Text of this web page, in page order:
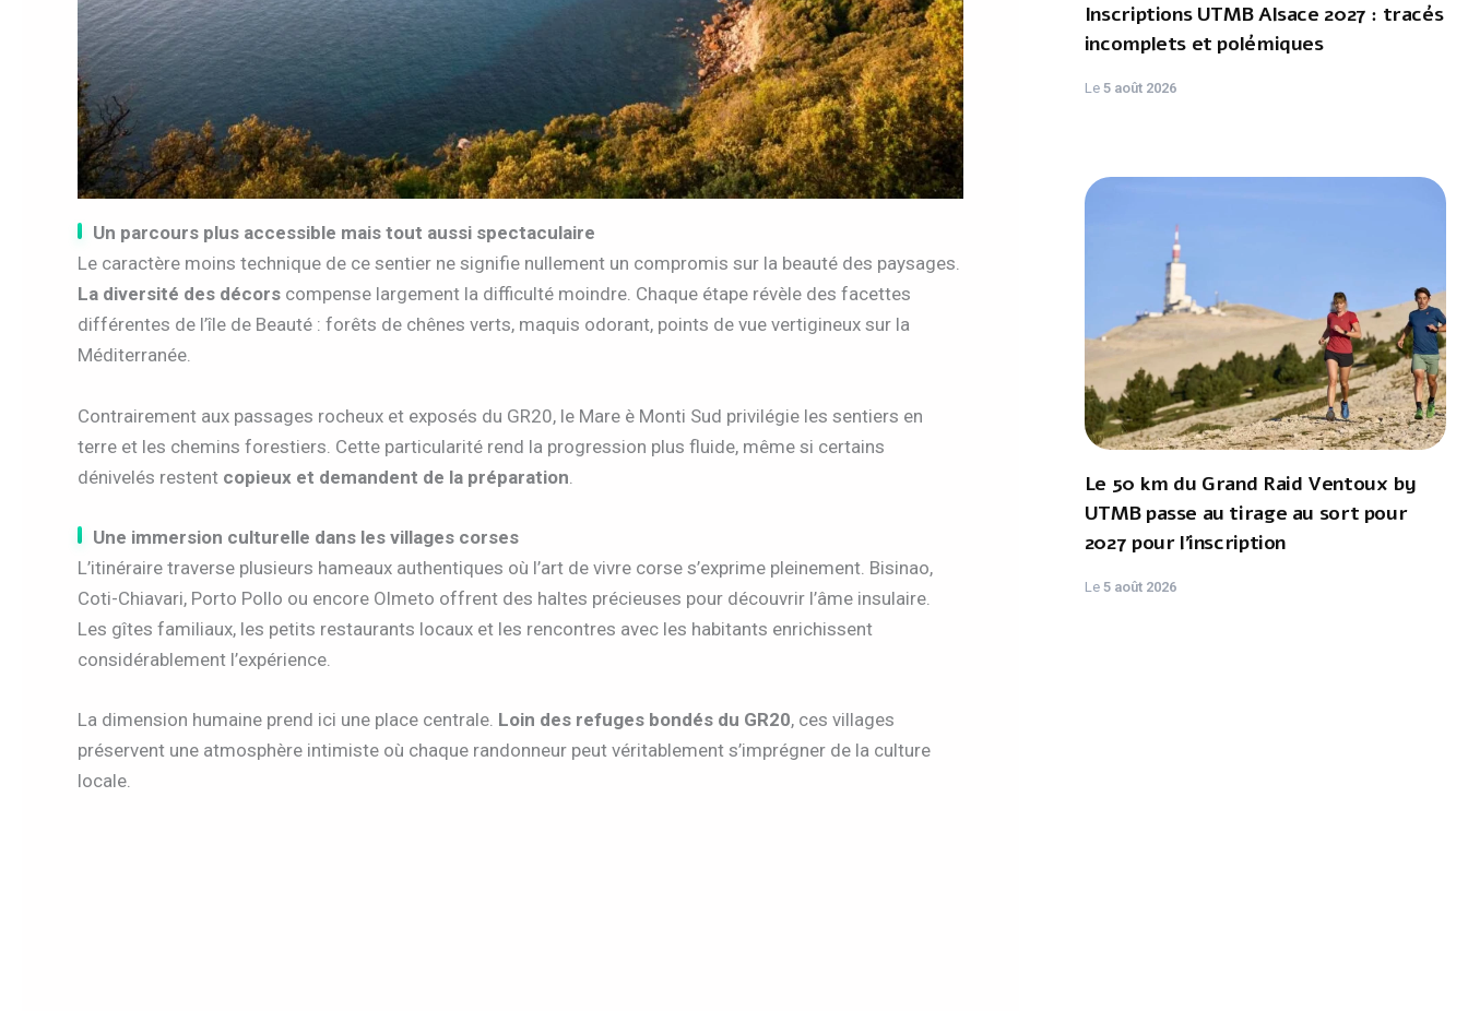
Un parcours plus accessible mais tout aussi spectaculaire
Le caractère moins technique de ce sentier ne signifie nullement un compromis sur la beauté des paysages.
La diversité des décors compense largement la difficulté moindre. Chaque étape révèle des facettes
différentes de l’île de Beauté : forêts de chênes verts, maquis odorant, points de vue vertigineux sur la
Méditerranée.
Contrairement aux passages rocheux et exposés du GR20, le Mare è Monti Sud privilégie les sentiers en
terre et les chemins forestiers. Cette particularité rend la progression plus fluide, même si certains
dénivelés restent copieux et demandent de la préparation
Une immersion culturelle dans les villages corses
L’itinéraire traverse plusieurs hameaux authentiques où l’art de vivre corse s’exprime pleinement. Bisinao,
Coti-Chiavari, Porto Pollo ou encore Olmeto offrent des haltes précieuses pour découvrir l’âme insulaire.
Les gîtes familiaux, les petits restaurants locaux et les rencontres avec les habitants enrichissent
considérablement l’expérience.
La dimension humaine prend ici une place centrale. Loin des refuges bondés du GR20, ces villages
préservent une atmosphère intimiste où chaque randonneur peut véritablement s’imprégner de la culture
locale.
Inscriptions UTMB Alsace 2027 : tracés
incomplets et polémiques
Le 5 août 2026
Le 50 km du Grand Raid Ventoux by
UTMB passe au tirage au sort pour
2027 pour l'inscription
Le 5 août 2026